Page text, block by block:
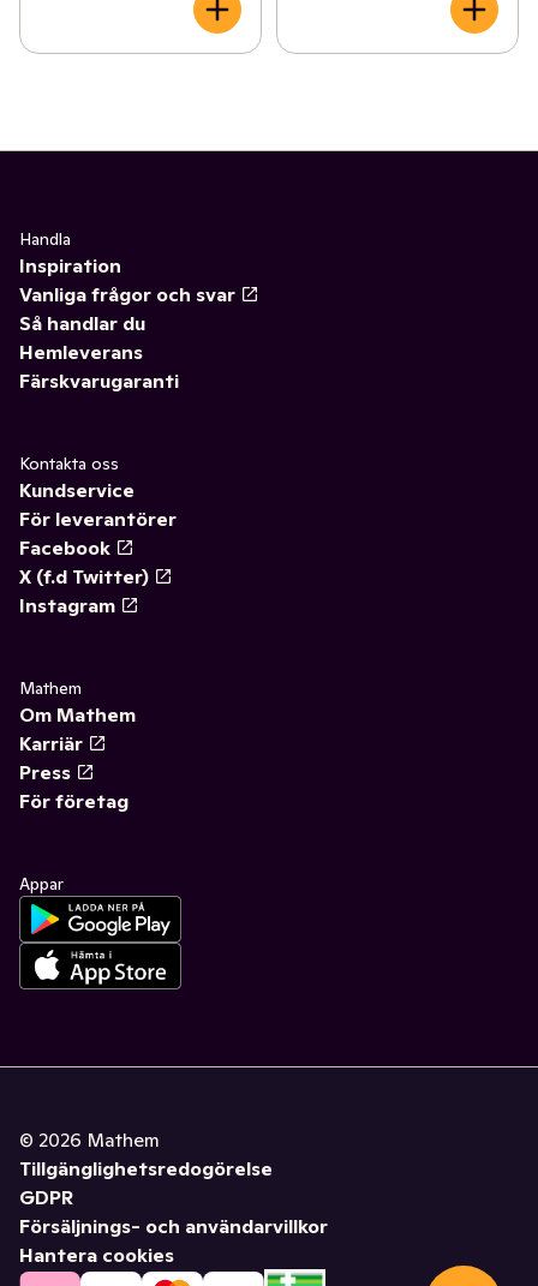
Handla
Inspiration
Vanliga frågor och svar
Så handlar du
Hemleverans
Färskvarugaranti
Kontakta oss
Kundservice
För leverantörer
Facebook
X (f.d Twitter)
Instagram
Mathem
Om Mathem
Karriär
Press
För företag
Appar
© 2026 Mathem
Tillgänglighetsredogörelse
GDPR
Försäljnings- och användarvillkor
Hantera cookies